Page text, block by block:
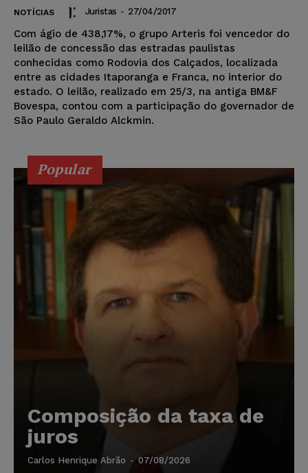
NOTÍCIAS Juristas - 27/04/2017
Com ágio de 438,17%, o grupo Arteris foi vencedor do
leilão de concessão das estradas paulistas
conhecidas como Rodovia dos Calçados, localizada
entre as cidades Itaporanga e Franca, no interior do
estado. O leilão, realizado em 25/3, na antiga BM&F
Bovespa, contou com a participação do governador de
São Paulo Geraldo Alckmin.
Popular
Composição da taxa de
juros
Carlos Henrique Abrão - 07/08/2026